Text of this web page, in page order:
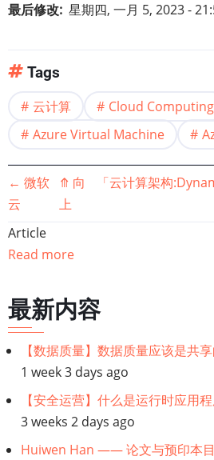
最后修改 星期四, 一月 5, 2023 -
Tags
云计算 Cloud Computing
Azure Virtual Machine
书
遍
历
链
接：
「云
计
← 微软
云
⤊ 向
上
「云计算架构
Article
Read more
最新内容
【数据质量】数据质量应该是共
1 week 3 days ago
【安全运营】什么是运行时应用
3 weeks 2 days ago
Huiwen Han —— 论文与预印本